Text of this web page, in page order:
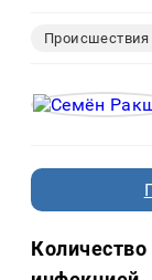
Происшествия